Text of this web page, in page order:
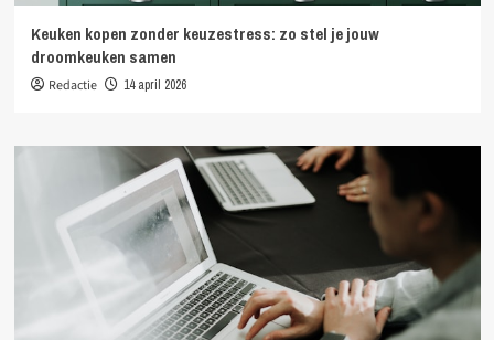
Keuken kopen zonder keuzestress: zo stel je jouw
droomkeuken samen
Redactie 14 april 2026